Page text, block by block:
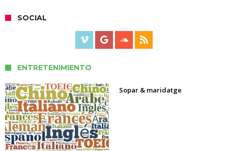
SOCIAL
ENTRETENIMIENTO
Sopar & maridatge